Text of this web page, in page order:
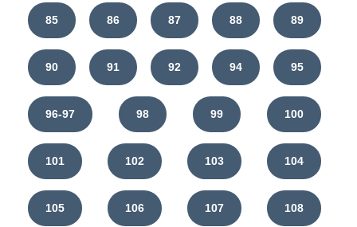
85 86 87 88 89
90 91 92 94 95
96-97 98 99 100
101 102 103 104
105 106 107 108